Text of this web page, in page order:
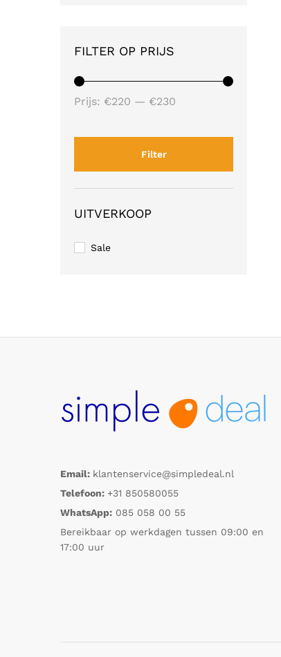
FILTER OP PRIJS
Filter
Prijs: €220 — €230
UITVERKOOP
Sale
Email: klantenservice@simpledeal.nl
Telefoon: +31 850580055
WhatsApp: 085 058 00 55
Bereikbaar op werkdagen tussen 09:00 en
17:00 uur